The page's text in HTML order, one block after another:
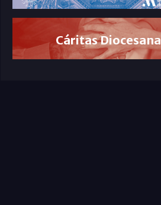
Cáritas Diocesana